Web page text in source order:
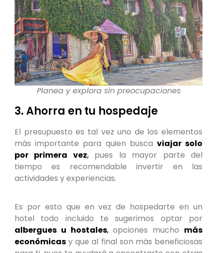
Planea y explora sin preocupaciones
3. Ahorra en tu hospedaje
El presupuesto es tal vez uno de los elementos
más importante para quien busca viajar solo
por primera vez,pues la mayor parte del
tiempo es recomendable invertir en las
actividades y experiencias.
Es por esto que en vez de hospedarte en un
hotel todo incluido te sugerimos optar por
albergues u hostales,opciones mucho más
económicas y que al final son más beneficiosas